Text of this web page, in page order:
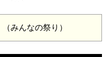
みんなの祭り）